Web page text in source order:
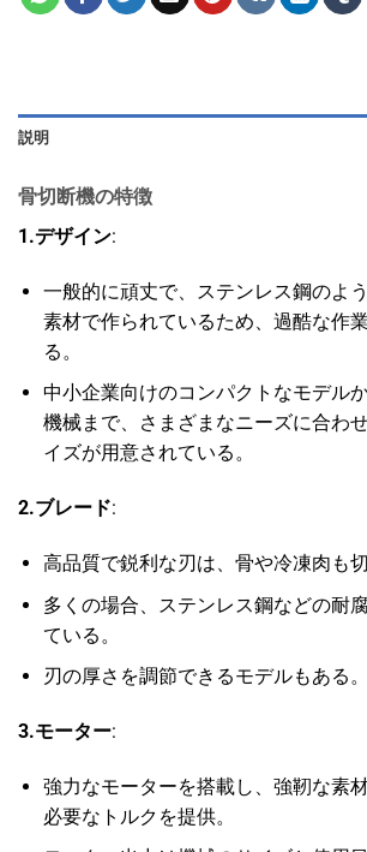
説明
骨切断機の特徴
1.デザイン:
一般的に頑丈で、ステンレス鋼のよ
素材で作られているため、過酷な作
る。
中小企業向けのコンパクトなモデル
機械まで、さまざまなニーズに合わ
イズが用意されている。
2.ブレード:
高品質で鋭利な刃は、骨や冷凍肉も切
多くの場合、ステンレス鋼などの耐
ている。
刃の厚さを調節できるモデルもある。
3.モーター:
強力なモーターを搭載し、強靭な素
必要なトルクを提供。